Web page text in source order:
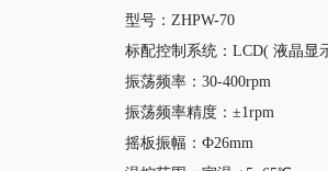
型号： ZHPW-70
标配控制系统： LCD( 液晶显
振荡频率： 30-400rpm
振荡频率精度： ±1rpm
摇板振幅： Ф26mm